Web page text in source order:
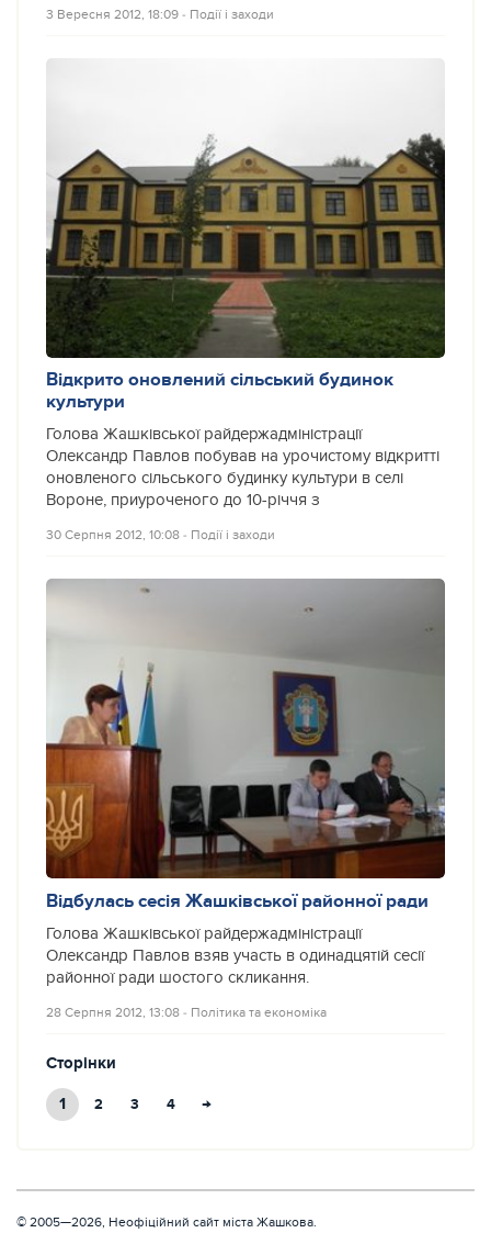
3 Вересня 2012, 18:09 ‐ Події і заходи
Відкрито оновлений сільський будинок
культури
Голова Жашківської райдержадміністрації
Олександр Павлов побував на урочистому відкритті
оновленого сільського будинку культури в селі
Вороне, приуроченого до 10-річчя з
30 Серпня 2012, 10:08 ‐ Події і заходи
Відбулась сесія Жашківської районної ради
Голова Жашківської райдержадміністрації
Олександр Павлов взяв участь в одинадцятій сесії
районної ради шостого скликання.
28 Серпня 2012, 13:08 ‐ Політика та економіка
Сторінки
1 2 3 4 →
© 2005—2026, Неофіційний сайт міста Жашкова.